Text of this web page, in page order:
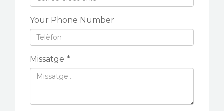
Your Phone Number
Missatge *